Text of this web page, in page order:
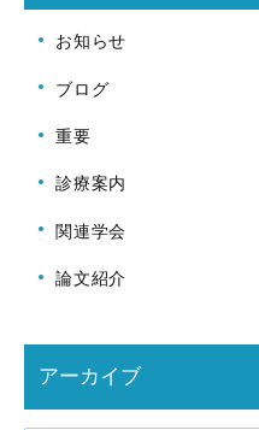
お知らせ
ブログ
重要
診療案内
関連学会
論文紹介
アーカイブ